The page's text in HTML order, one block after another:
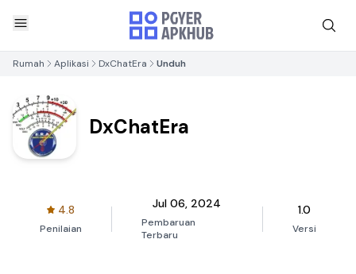
Rumah Aplikasi DxChatEra Unduh
DxChatEra
4.8
Penilaian
Jul 06, 2024
Pembaruan
Terbaru
1.0
Versi